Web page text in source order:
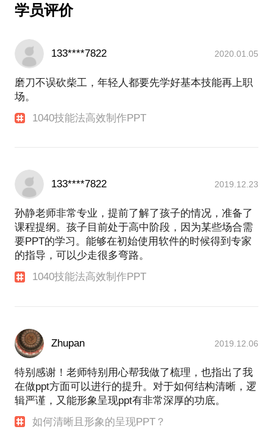
如何使用母板、挑选模板
如何处理段落、选择素材，
以及其他有关PPT排版美化问题
【逻辑呈现】
根据观点表达侧重点，提供逻辑呈现方式方案
【排版美化】
诊断PPT排版美化方面存在的问题，提供专业性解决
如有还有其他问题，可以预约后进行沟通
PPT界的“同传”（根据讲者的观点在短时间内梳理成
我可以帮助您：
【梳理逻辑思路】：通过结构化思考与表达，利用金
字塔原理，快速搭建逻辑框架
【PPT逻辑呈现】：通过逻辑+可视化图表呈现，快速
速解决PPT操作痛点
【项目类型】：行业/市场研究、分析报告
【服务对象】：市场研究员、行业研究员、管理咨询
顾问、MBA留学生
学员评价
133****7822 2020.01.05
磨刀不误砍柴工，年轻人都要先学好基本技能再上职
场。
1040技能法高效制作PPT
133****7822 2019.12.23
孙静老师非常专业，提前了解了孩子的情况，准备了
课程提纲。孩子目前处于高中阶段，因为某些场合需
要PPT的学习。能够在初始使用软件的时候得到专家
的指导，可以少走很多弯路。
1040技能法高效制作PPT
Zhupan 2019.12.06
特别感谢！老师特别用心帮我做了梳理，也指出了我
在做ppt方面可以进行的提升。对于如何结构清晰，逻
辑严谨，又能形象呈现ppt有非常深厚的功底。
如何清晰且形象的呈现PPT？